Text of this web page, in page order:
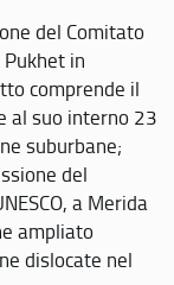
del Comitato
Pukhet in
comprende il
al suo interno 23
suburbane;
del
a Merida
ampliato
dislocate nel